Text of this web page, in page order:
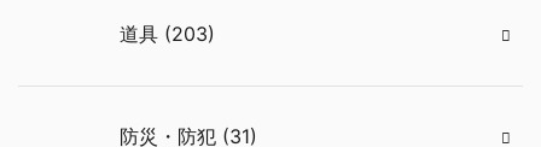
道具 (203)
防災・防犯 (31)